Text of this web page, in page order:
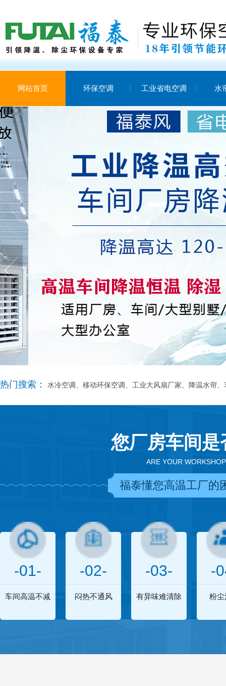
网站首页 环保空调 工业省电空调 水
热门搜索： 水冷空调、移动环保空调、工业大风扇厂家、降温水帘
您厂房车间
ARE YOUR
福泰懂您高温工厂的
-01-
车间高温不减
-02-
闷热不通风
-03-
有异味难清除
-
粉尘